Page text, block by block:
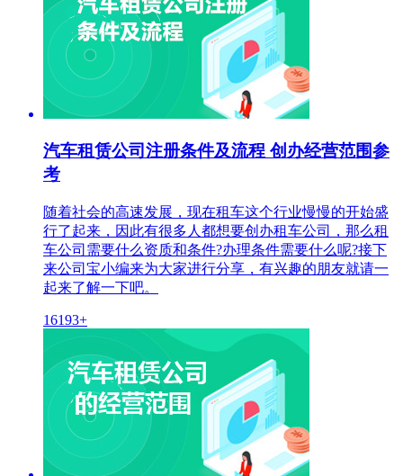
汽车租赁公司注册条件及流程 创办经营范围参
考
随着社会的高速发展，现在租车这个行业慢慢的开始盛
行了起来，因此有很多人都想要创办租车公司，那么租
车公司需要什么资质和条件?办理条件需要什么呢?接下
来公司宝小编来为大家进行分享，有兴趣的朋友就请一
起来了解一下吧。
16193+